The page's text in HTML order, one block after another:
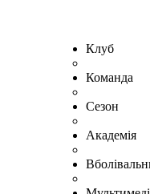
Клуб
Команда
Сезон
Академія